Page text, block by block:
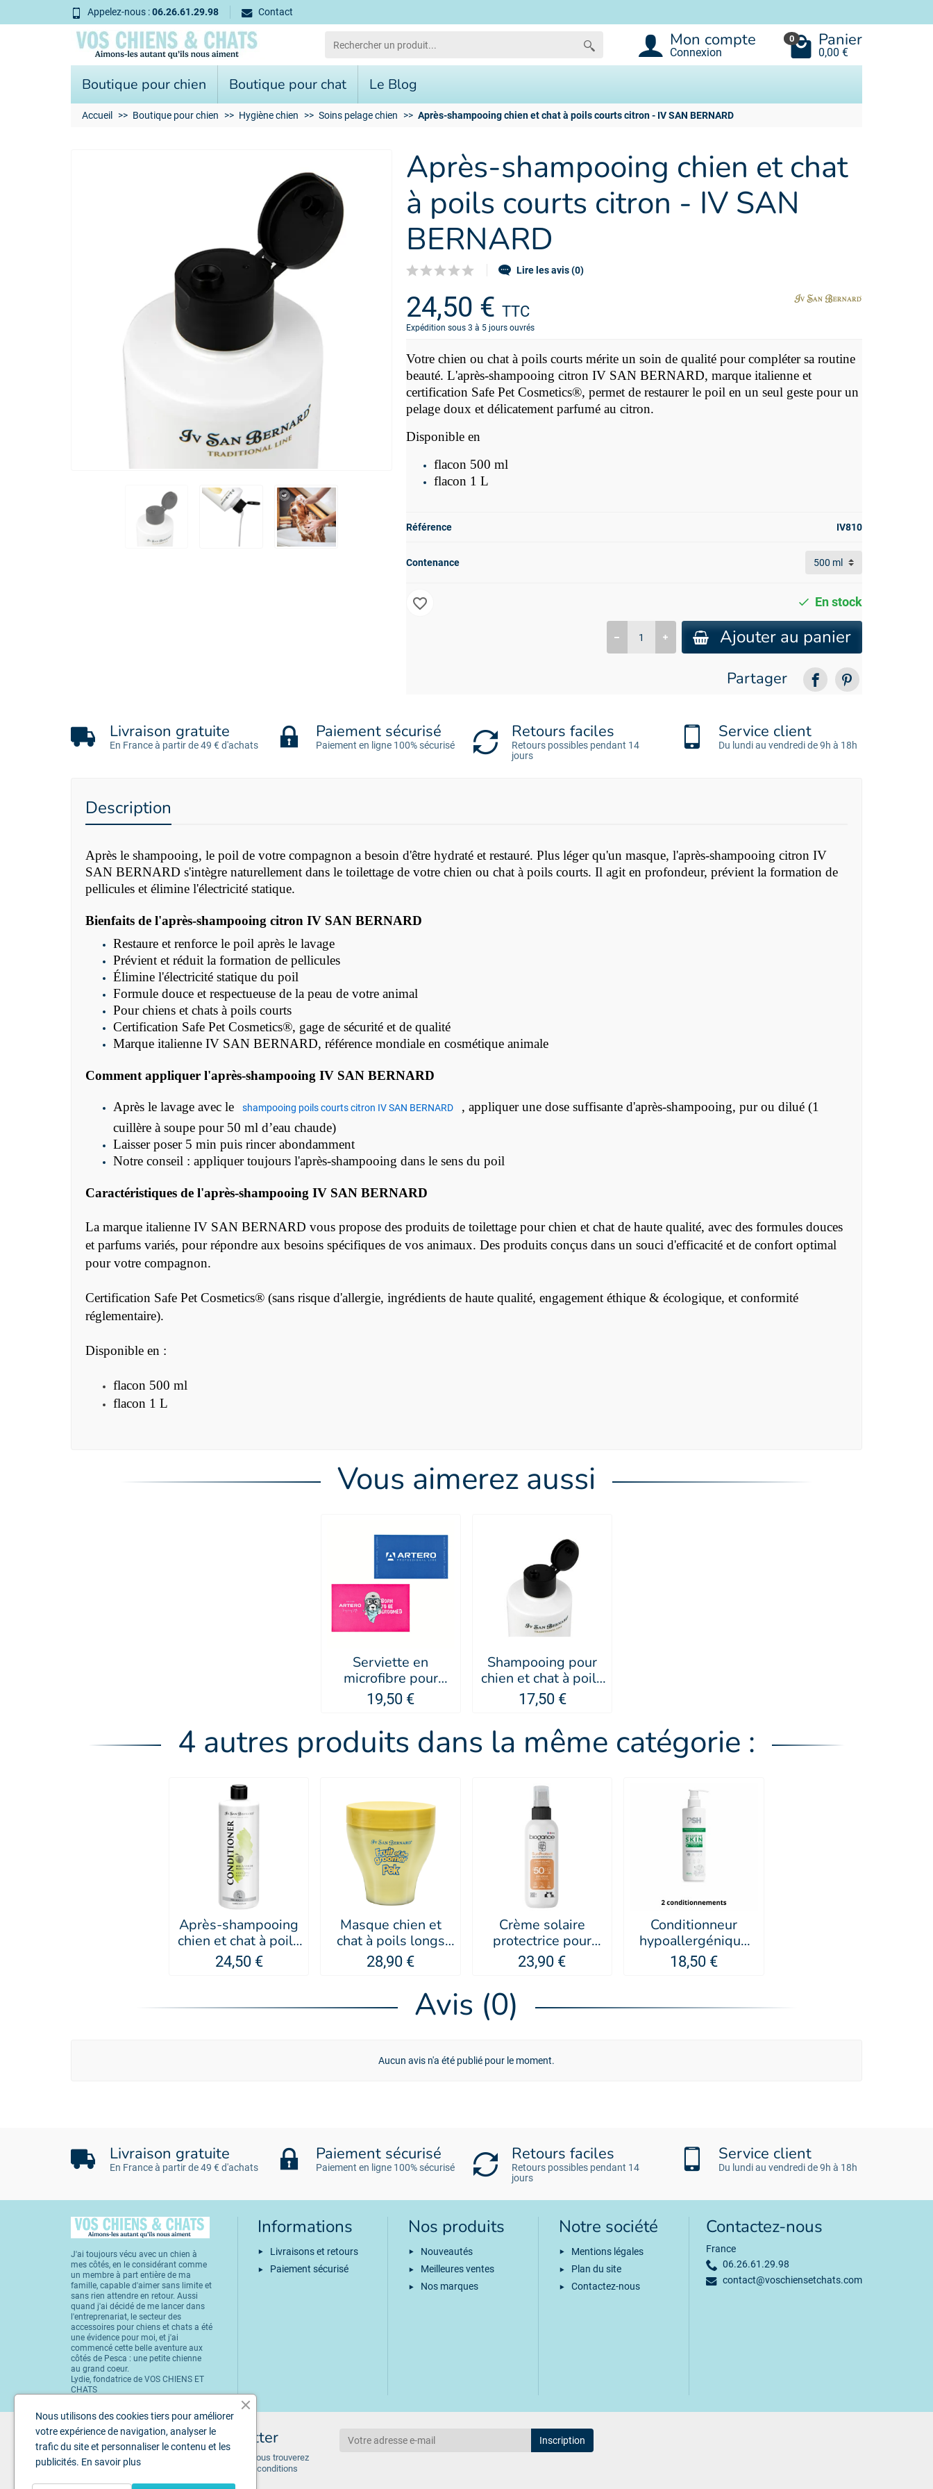
Appelez-nous :06.26.61.29.98 Contact
Mon compte
Connexion
0 Panier
0,00 €
Boutique pour chien Boutique pour chat Le Blog
Accueil Boutique pour chien Hygiène chien Soins pelage chien Après-shampooing chien et chat à poils courts citron - IV SAN BERNARD
Après-shampooing chien et chat
à poils courts citron - IV SAN
BERNARD
Lire les avis (0)
24,50 €TTC
Expédition sous 3 à 5 jours ouvrés
Votre chien ou chat à poils courts mérite un soin de qualité pour compléter sa routine
beauté. L'après-shampooing citron IV SAN BERNARD, marque italienne et
certification Safe Pet Cosmetics®, permet de restaurer le poil en un seul geste pour un
pelage doux et délicatement parfumé au citron.
Disponible en
flacon 500 ml
flacon 1 L
Référence IV810
Contenance
En stock
Ajouter au panier
favorite_border
Partager
Livraison gratuite
En France à partir de 49 € d'achats
Paiement sécurisé
Paiement en ligne 100% sécurisé
Retours faciles
Retours possibles pendant 14
jours
Service client
Du lundi au vendredi de 9h à 18h
Description
Après le shampooing, le poil de votre compagnon a besoin d'être hydraté et restauré. Plus léger qu'un masque, l'après-shampooing citron IV
SAN BERNARD s'intègre naturellement dans le toilettage de votre chien ou chat à poils courts. Il agit en profondeur, prévient la formation de
pellicules et élimine l'électricité statique.
Bienfaits de l'après-shampooing citron IV SAN BERNARD
Restaure et renforce le poil après le lavage
Prévient et réduit la formation de pellicules
Élimine l'électricité statique du poil
Formule douce et respectueuse de la peau de votre animal
Pour chiens et chats à poils courts
Certification Safe Pet Cosmetics®, gage de sécurité et de qualité
Marque italienne IV SAN BERNARD, référence mondiale en cosmétique animale
Comment appliquer l'après-shampooing IV SAN BERNARD
Après le lavage avec le shampooing poils courts citron IV SAN BERNARD
, appliquer une dose suffisante d'après-shampooing, pur ou dilué (1
cuillère à soupe pour 50 ml d’eau chaude)
Laisser poser 5 min puis rincer abondamment
Notre conseil : appliquer toujours l'après-shampooing dans le sens du poil
Caractéristiques de l'après-shampooing IV SAN BERNARD
La marque italienne IV SAN BERNARD vous propose des produits de toilettage pour chien et chat de haute qualité, avec des formules douces
et parfums variés, pour répondre aux besoins spécifiques de vos animaux. Des produits conçus dans un souci d'efficacité et de confort optimal
pour votre compagnon.
Certification Safe Pet Cosmetics® (sans risque d'allergie, ingrédients de haute qualité, engagement éthique & écologique, et conformité
réglementaire).
Disponible en :
flacon 500 ml
flacon 1 L
Vous aimerez aussi
Serviette en
microfibre pour
chien et chat -
Artero
19,50 €
Shampooing pour
chien et chat à poils
courts citron - IV
SAN BERNARD
17,50 €
4 autres produits dans la même catégorie :
Après-shampooing
chien et chat à poils
longs pomme verte
IV SAN BERNARD
24,50 €
Masque chien et
chat à poils longs
maracuja passion IV
SAN BERNARD
28,90 €
Crème solaire
protectrice pour
chien et chat Sun
Protect - Biogance
23,90 €
Conditionneur
hypoallergénique
pour chien Sensitive
- PSH
18,50 €
Avis (0)
Aucun avis n'a été publié pour le moment.
Livraison gratuite
En France à partir de 49 € d'achats
Paiement sécurisé
Paiement en ligne 100% sécurisé
Retours faciles
Retours possibles pendant 14
jours
Service client
Du lundi au vendredi de 9h à 18h
J'ai toujours vécu avec un chien à
mes côtés, en le considérant comme
un membre à part entière de ma
famille, capable d'aimer sans limite et
sans rien attendre en retour. Aussi
quand j'ai décidé de me lancer dans
l'entreprenariat, le secteur des
accessoires pour chiens et chats a été
une évidence pour moi, et j'ai
commencé cette belle aventure aux
côtés de Pesca : une petite chienne
au grand coeur.
Lydie, fondatrice de VOS CHIENS ET
CHATS
Informations
Livraisons et retours
Paiement sécurisé
Nos produits
Nouveautés
Meilleures ventes
Nos marques
Notre société
Mentions légales
Plan du site
Contactez-nous
Contactez-nous
France
06.26.61.29.98
contact@voschiensetchats.com
Inscription à la newsletter
Vous pouvez vous désinscrire à tout moment. Vous trouverez
pour cela nos informations de contact dans les conditions
Nous utilisons des cookies tiers pour améliorer
votre expérience de navigation, analyser le
trafic du site et personnaliser le contenu et les
publicités. En savoir plus